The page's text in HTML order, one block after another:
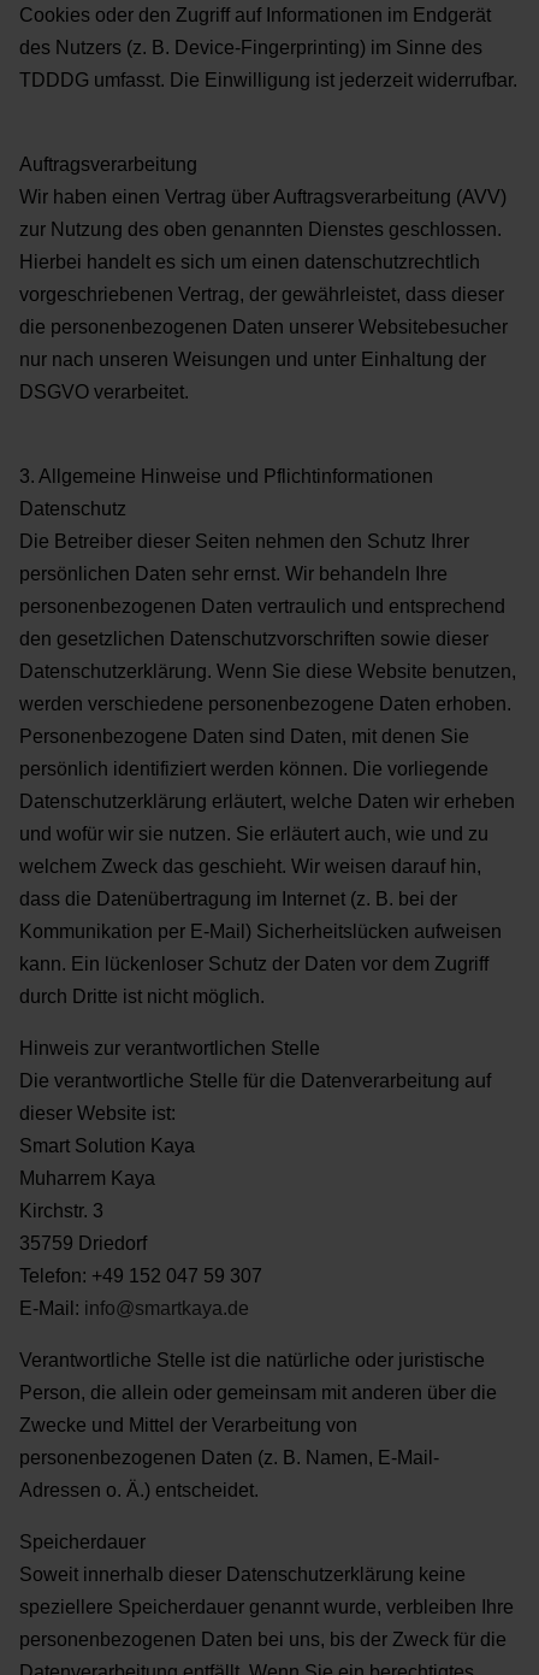
Cookies oder den Zugriff auf Informationen im Endgerät
des Nutzers (z. B. Device-Fingerprinting) im Sinne des
TDDDG umfasst. Die Einwilligung ist jederzeit widerrufbar.
Auftragsverarbeitung
Wir haben einen Vertrag über Auftragsverarbeitung (AVV)
zur Nutzung des oben genannten Dienstes geschlossen.
Hierbei handelt es sich um einen datenschutzrechtlich
vorgeschriebenen Vertrag, der gewährleistet, dass dieser
die personenbezogenen Daten unserer Websitebesucher
nur nach unseren Weisungen und unter Einhaltung der
DSGVO verarbeitet.
3. Allgemeine Hinweise und Pflichtinformationen
Datenschutz
Die Betreiber dieser Seiten nehmen den Schutz Ihrer
persönlichen Daten sehr ernst. Wir behandeln Ihre
personenbezogenen Daten vertraulich und entsprechend
den gesetzlichen Datenschutzvorschriften sowie dieser
Datenschutzerklärung.Wenn Sie diese Website benutzen,
werden verschiedene personenbezogene Daten erhoben.
Personenbezogene Daten sind Daten, mit denen Sie
persönlich identifiziert werden können. Die vorliegende
Datenschutzerklärung erläutert, welche Daten wir erheben
und wofür wir sie nutzen. Sie erläutert auch, wie und zu
welchem Zweck das geschieht.Wir weisen darauf hin,
dass die Datenübertragung im Internet (z. B. bei der
Kommunikation per E-Mail) Sicherheitslücken aufweisen
kann. Ein lückenloser Schutz der Daten vor dem Zugriff
durch Dritte ist nicht möglich.
Hinweis zur verantwortlichen Stelle
Die verantwortliche Stelle für die Datenverarbeitung auf
dieser Website ist:
Smart Solution Kaya
Muharrem Kaya
Kirchstr. 3
35759 Driedorf
Telefon: +49 152 047 59 307
E-Mail: info@smartkaya.de
Verantwortliche Stelle ist die natürliche oder juristische
Person, die allein oder gemeinsam mit anderen über die
Zwecke und Mittel der Verarbeitung von
personenbezogenen Daten (z. B. Namen, E-Mail-
Adressen o. Ä.) entscheidet.
Speicherdauer
Soweit innerhalb dieser Datenschutzerklärung keine
speziellere Speicherdauer genannt wurde, verbleiben
Ihre
personenbezogenen Daten bei uns, bis der Zweck für die